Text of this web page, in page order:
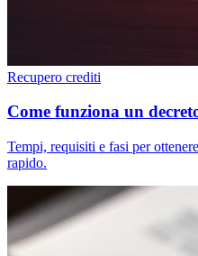
Recupero crediti
Come funziona un
Tempi, requisiti e fasi per
rapido.